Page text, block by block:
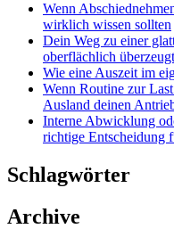
Wenn
wirklich wissen sollten
Dein Weg zu einer
oberflächlich
Wie eine Auszeit im
Wenn Routine zur
Ausland deinen
Interne Abwicklung
richtige Entscheidung
Schlagwörter
Archive